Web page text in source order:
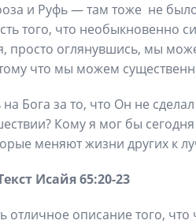
и Руфь — там тоже не
того, что необыкновенно
просто оглянувшись, мы
что мы можем
Бога за то, что Он не
Кому я мог бы
меняют жизни других к
Исайя 65:20-23
отличное описание того,